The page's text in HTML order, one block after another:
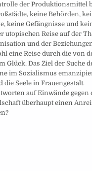
der Produktionsmittel
keine Behörden,
keine Gefängnisse und
utopischen Reise auf der
und der
eine Reise durch die von
Glück. Das Ziel der Suche
im Sozialismus
die Seele in Frauengestalt.
auf Einwände
überhaupt einen